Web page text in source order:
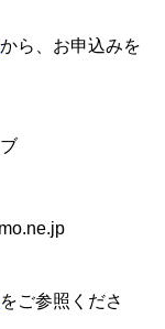
から、お申込みを
をご参照くださ